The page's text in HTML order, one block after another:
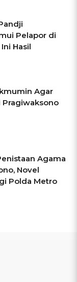
Pelapor di
Hasil
Agar
Pragiwaksono
Agama
Novel
Polda Metro